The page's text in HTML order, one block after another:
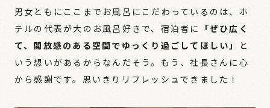
男女ともにここまでお風呂にこだわっているのは、ホ
テルの代表が大のお風呂好きで、宿泊者に
「ぜひ広く
て、開放感のある空間でゆっくり過ごしてほしい」
と
いう想いがあるからなんだそう。もう、社長さんに心
から感謝です。思いきりリフレッシュできました！